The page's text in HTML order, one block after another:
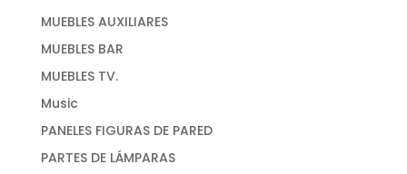
MUEBLES AUXILIARES
MUEBLES BAR
MUEBLES TV.
Music
PANELES FIGURAS DE PARED
PARTES DE LÁMPARAS